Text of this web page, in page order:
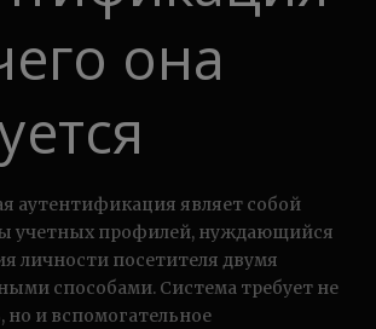
она
аутентификация являет собой
учетных профилей, нуждающийся
личности посетителя двумя
способами. Система требует не
но и вспомогательное